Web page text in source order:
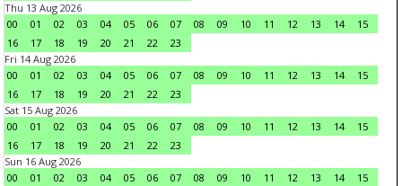
Thu 13 Aug 2026
00
01 02 03 04 05 06 07 08 09 10 11 12 13 14
15
16
17 18 19 20 21 22
23
Fri 14 Aug 2026
00
01 02 03 04 05 06 07 08 09 10 11 12 13 14
15
16
17 18 19 20 21 22
23
Sat 15 Aug 2026
00
01 02 03 04 05 06 07 08 09 10 11 12 13 14
15
16
17 18 19 20 21 22
23
Sun 16 Aug 2026
00
01 02 03 04 05 06 07 08 09 10 11 12 13 14 15